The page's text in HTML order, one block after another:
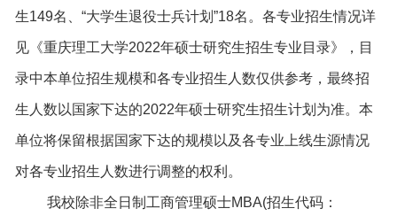
生149名、“大学生退役士兵计划”18名。各专业招生情况详
见《重庆理工大学2022年硕士研究生招生专业目录》，目
录中本单位招生规模和各专业招生人数仅供参考，最终招
生人数以国家下达的2022年硕士研究生招生计划为准。本
单位将保留根据国家下达的规模以及各专业上线生源情况
对各专业招生人数进行调整的权利。
我校除非全日制工商管理硕士MBA(招生代码：